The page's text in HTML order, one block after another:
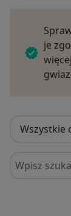
je
Szukaj w